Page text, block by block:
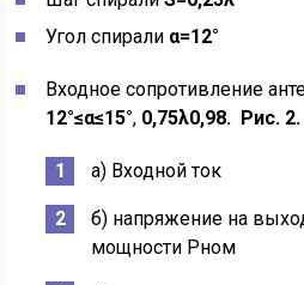
Угол спирали α=12°
Входное сопротивление
12°≤α≤15°, 0,75λ0,98. Рис. 2.
а) Входной ток
б) напряжение на
мощности Рном